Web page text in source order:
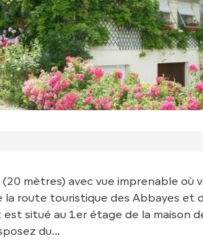
mètres) avec vue imprenable où
la route touristique des Abbayes et
situé au 1er étage de la maison
du...